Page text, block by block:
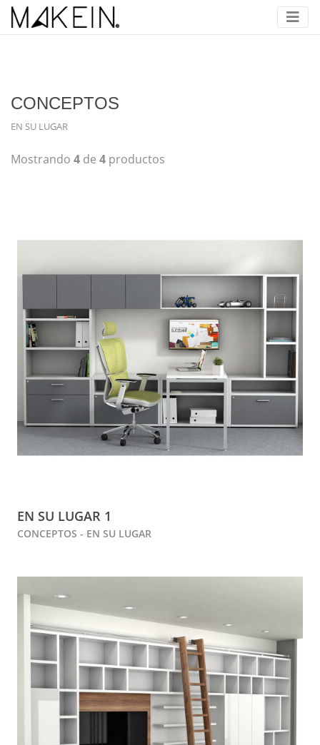
CONCEPTOS
EN SU LUGAR
Mostrando 4 de 4 productos
EN SU LUGAR 1
CONCEPTOS - EN SU LUGAR